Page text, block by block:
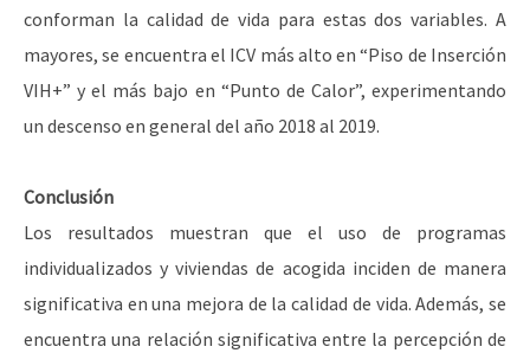
conforman la calidad de vida para estas dos variables. A
mayores, se encuentra el ICV más alto en “Piso de Inserción
VIH+” y el más bajo en “Punto de Calor”, experimentando
un descenso en general del año 2018 al 2019.
Conclusión
Los resultados muestran que el uso de programas
individualizados y viviendas de acogida inciden de manera
significativa en una mejora de la calidad de vida. Además, se
encuentra una relación significativa entre la percepción de